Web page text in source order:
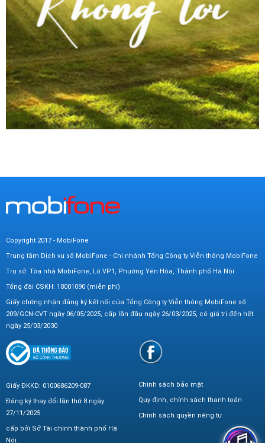
Copyright 2017 - MobiFone
Trung tâm Dịch vụ số MobiFone - Chi nhánh Tổng Công ty Viễn thông MobiFone
Trụ sở: Tòa nhà MobiFone, Lô VP1, Phường Yên Hòa, Thành phố Hà Nội
Tổng đài CSKH: 18001090 (miễn phí)
Giấy chứng nhận đăng ký kết nối của Tổng Công ty Viễn thông MobiFone số
209/GCN-CVT ngày 06/05/2025, cấp lần đầu ngày 26/03/2025, có giá trị đến hết
ngày 25/03/2030
Giấy ĐKKD: 0100686209-087
Đăng ký thay đổi lần thứ 8 ngày
27/11/2025
cấp bởi Sở Tài chính thành phố Hà
Nội.
Chính sách bảo mật
Quy định, chính sách thanh toán
Chính sách quyền riêng tư